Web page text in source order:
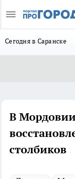
Сегодня в Саранске
В
столбиков